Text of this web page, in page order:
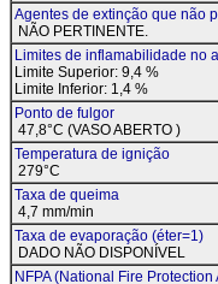
Agentes de extinção que não
NÃO PERTINENTE.
Limites de inflamabilidade no
Limite Superior: 9,4 %
Limite Inferior: 1,4 %
Ponto de fulgor
47,8°C (VASO ABERTO )
Temperatura de ignição
279°C
Taxa de queima
4,7 mm/min
Taxa de evaporação (éter=1)
DADO NÃO DISPONÍVEL
NFPA (National Fire